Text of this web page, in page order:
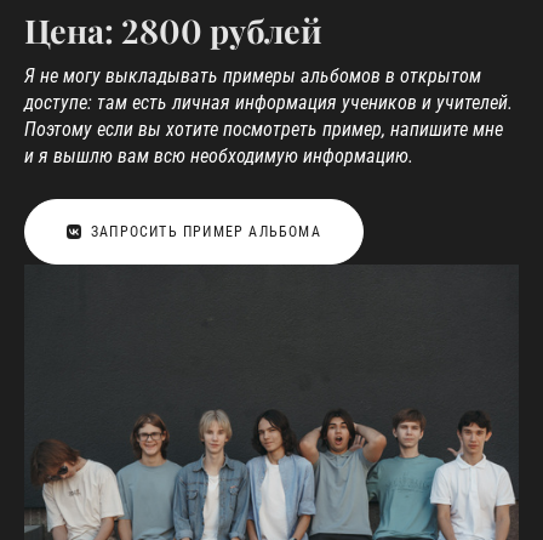
Цена: 2800 рублей
Я не могу выкладывать примеры альбомов в открытом
доступе: там есть личная информация учеников и учителей.
Поэтому если вы хотите посмотреть пример, напишите мне
и я вышлю вам всю необходимую информацию.
ЗАПРОСИТЬ ПРИМЕР АЛЬБОМА